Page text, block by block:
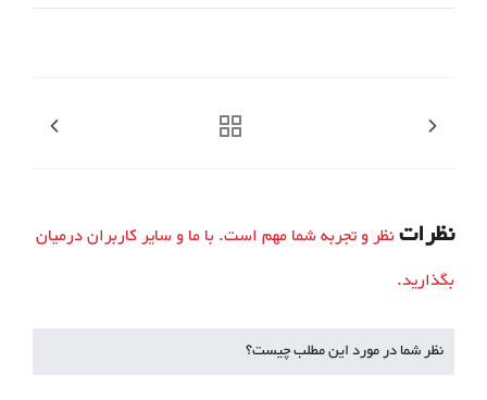
نظراتنظر و تجربه شما مهم است. با ما و سایر کاربران درمیان
بگذارید.
نظر شما در مورد این مطلب چیست؟